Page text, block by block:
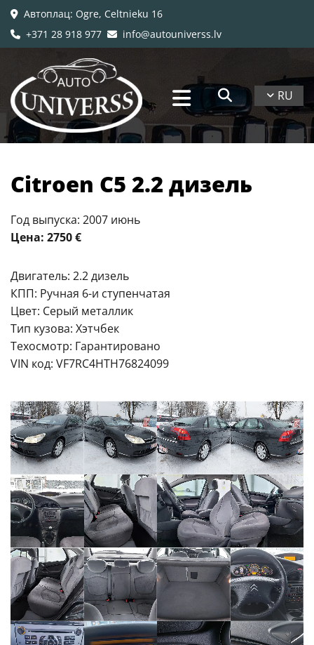
 Автоплац: Ogre, Celtnieku 16
 +371 28 918 977  info@autouniverss.lv
RU
Citroen C5 2.2 дизель
Год выпуска: 2007 июнь
Цена: 2750 €
Двигатель: 2.2 дизель
КПП: Ручная 6-и ступенчатая
Цвет: Серый металлик
Тип кузова: Хэтчбек
Техосмотр: Гарантировано
VIN код: VF7RC4HTH76824099